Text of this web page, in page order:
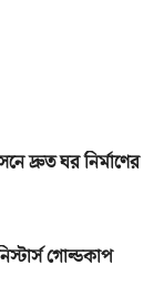
দ্রুত ঘর নির্মাণের
গোল্ডকাপ